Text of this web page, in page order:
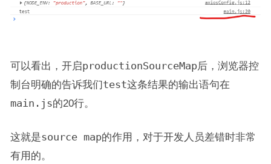
可以看出，开启productionSourceMap后，浏览器控
制台明确的告诉我们test这条结果的输出语句在
main.js的20行。
这就是source map的作用，对于开发人员差错时非常
有用的。